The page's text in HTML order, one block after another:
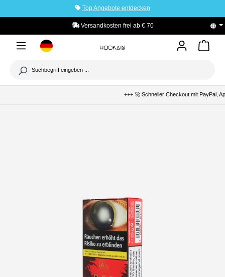
Top Angebote entdecken
Versandkosten frei ab € 70 PayPal
+++ 🚀 Schneller Checkout mit PayPal, Apple